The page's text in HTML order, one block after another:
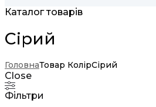
Каталог товарів
Сірий
ГоловнаТовар КолірСірий
Close
Фільтри